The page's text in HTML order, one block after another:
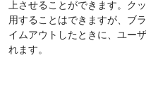
上させることができます。ク
用することはできますが、ブ
イムアウトしたときに、ユー
れます。